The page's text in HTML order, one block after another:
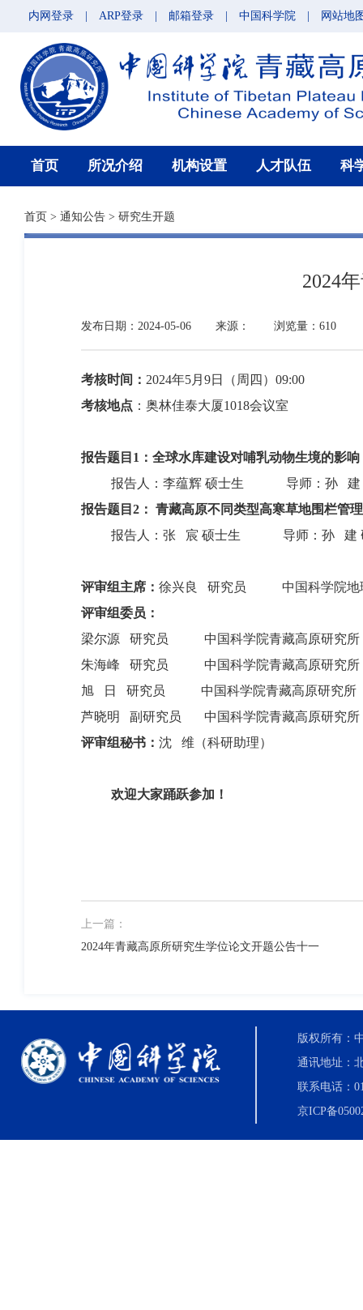
内网登录 ARP登录 邮箱登录 中国科学院 网站地
首页 所况介绍 机构设置 人才队伍 科
首页 > 通知公告 > 研究生开题
2024
发布日期：2024-05-06 来源： 浏览量：610
考核时间： 2024年5月9日（周四）09:00
考核地点 ：奥林佳泰大厦1018会议室
报告题目1： 全球水库建设对哺乳动物生境的影响
报告人：李蕴辉 硕士生 导师：孙 建
报告题目2： 青藏高原不同类型高寒草地围栏管
报告人：张 宸 硕士生 导师：孙 建
评审组主席： 徐兴良 研究员 中国科学院地
评审组委员：
梁尔源 研究员 中国科学院青藏高原研究所
朱海峰 研究员 中国科学院青藏高原研究所
旭 日 研究员 中国科学院青藏高原研究所
芦晓明 副研究员 中国科学院青藏高原研究所
评审组秘书： 沈 维（科研助理）
欢迎大家踊跃参加！
上一篇：
2024年青藏高原所研究生学位论文开题公告十一
版权所有：
通讯地址：
联系电话：
京ICP备